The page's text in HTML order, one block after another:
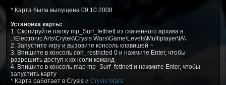
* Карта была выпущена 09.10.2008
Установка карты:
1. Скопируйте папку mp_Surf_fettnett из скаченного архива в
..\Electronic Arts\Crytek\Crysis Wars\Game\Levels\Multiplayer\IA\
2. Запустите игру и вызовите консоль клавишей ~
3. Впишите в консоль con_restricted 0 и нажмите Enter, чтобы
разрешить доступ к консоли команд
4. Впишите в консоль map mp_Surf_fettnett и нажмите Enter, чтобы
запустить карту
* Карта работает в Crysis и Crysis Wars